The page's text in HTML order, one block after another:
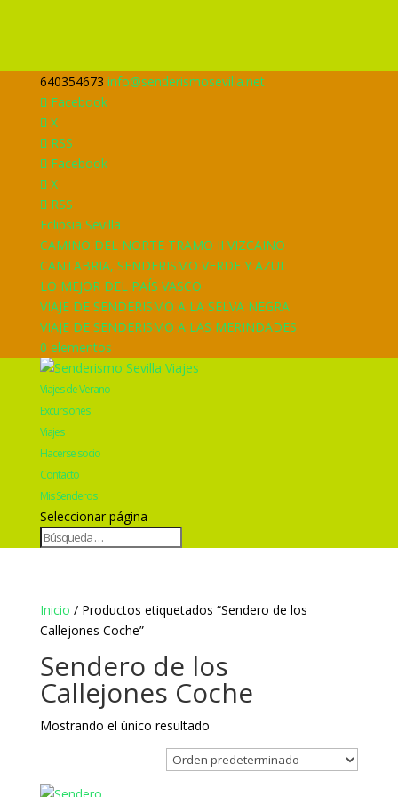
640354673 info@senderismosevilla.net
Facebook
X
RSS
Facebook
X
RSS
Eclipsia Sevilla
CAMINO DEL NORTE TRAMO II VIZCAINO
CANTABRIA, SENDERISMO VERDE Y AZUL
LO MEJOR DEL PAÍS VASCO
VIAJE DE SENDERISMO A LA SELVA NEGRA
VIAJE DE SENDERISMO A LAS MERINDADES
0 elementos
Viajes de Verano
Excursiones
Viajes
Hacerse socio
Contacto
Mis Senderos
Seleccionar página
Inicio / Productos etiquetados “Sendero de los
Callejones Coche”
Sendero de los
Callejones Coche
Mostrando el único resultado